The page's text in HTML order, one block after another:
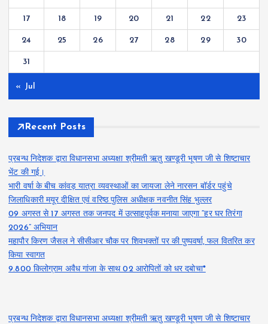
17 18 19 20 21 22 23
24 25 26 27 28 29 30
31
« Jul
Recent Posts
प्रबन्ध निदेशक द्वारा विधानसभा अध्यक्षा श्रीमती ऋतु खण्डूरी भूषण जी से शिष्टाचार
भेंट की गई।
भारी वर्षा के बीच कांवड़ यात्रा व्यवस्थाओं का जायजा लेने नारसन बॉर्डर पहुंचे
जिलाधिकारी मयूर दीक्षित एवं वरिष्ठ पुलिस अधीक्षक नवनीत सिंह भुल्लर
09 अगस्त से 17 अगस्त तक जनपद में उत्साहपूर्वक मनाया जाएगा “हर घर तिरंगा
2026” अभियान
महापौर किरण जैसल ने सीसीआर चौक पर शिवभक्तों पर की पुष्पवर्षा, फल वितरित कर
किया स्वागत
9.800 किलोग्राम अवैध गांजा के साथ 02 आरोपितों को धर दबोचा*
प्रबन्ध निदेशक द्वारा विधानसभा अध्यक्षा श्रीमती ऋतु खण्डूरी भूषण जी से शिष्टाचार